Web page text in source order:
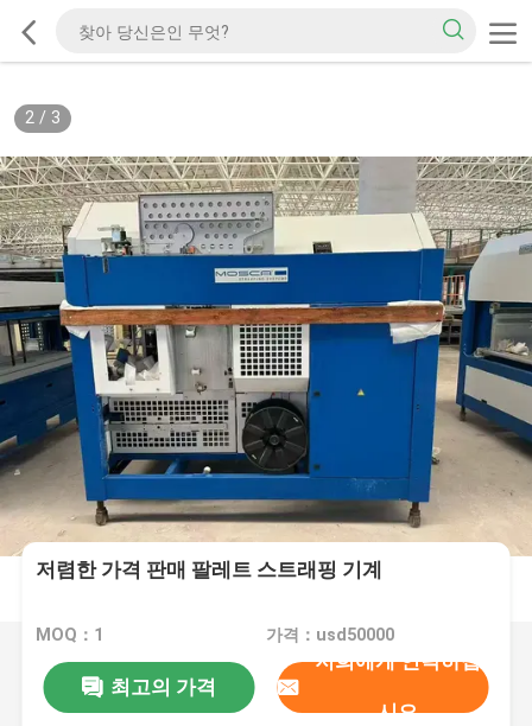
2/ 3
저렴한 가격 판매 팔레트 스트래핑 기계
MOQ：1 가격：usd50000
최고의 가격
저희에게 연락하십
시오